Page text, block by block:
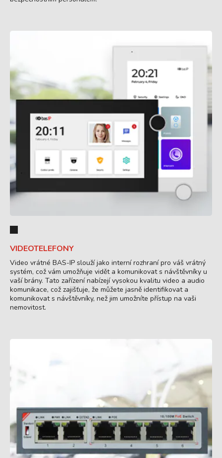
VIDEOTELEFONY
Video vrátné BAS-IP slouží jako interní rozhraní pro váš vrátný
systém, což vám umožňuje vidět a komunikovat s návštěvníky u
vaší brány. Tato zařízení nabízejí vysokou kvalitu video a audio
komunikace, což zajišťuje, že můžete jasně identifikovat a
komunikovat s návštěvníky, než jim umožníte přístup na vaši
nemovitost.